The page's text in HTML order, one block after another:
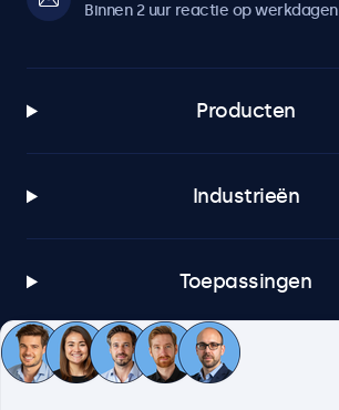
Binnen 2 uur reactie op werkdagen
Producten
Industrieën
Toepassingen
Klantenservice